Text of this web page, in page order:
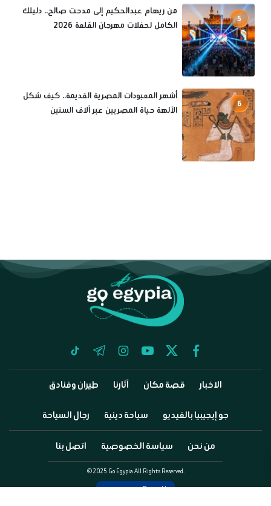
5
من ريهام عبدالحكيم إلى مدحت صالح.. دليلك
الكامل لحفلات مهرجان القلعة 2026
6
أشهر المعبودات المصرية القديمة.. كيف شكل
الآلهة حياة المصريين عبر آلاف السنين
facebook
twitter
youtube
instagram
telegram
tiktok
الاخبار قصة مكان آثارنا طيران وفنادق
جو إيجيبيا بالفيديو سياحة دينية رجال السياحة
من نحن سياسة الخصوصية اتصل بنا
©2025 Go Egypia All Rights Reserved.
Powered by